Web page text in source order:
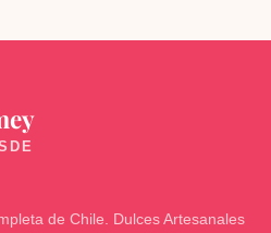
de Chile. Dulces Artesanales